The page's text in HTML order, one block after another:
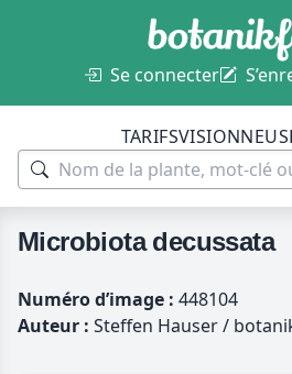
Se connecter
TARIFS
Microbiota decussata
Numéro d’image : 448104
Auteur : Steffen Hauser /